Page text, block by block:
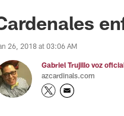
26, 2018 at 03:06 AM
Gabriel Trujillo voz
azcardinals.com